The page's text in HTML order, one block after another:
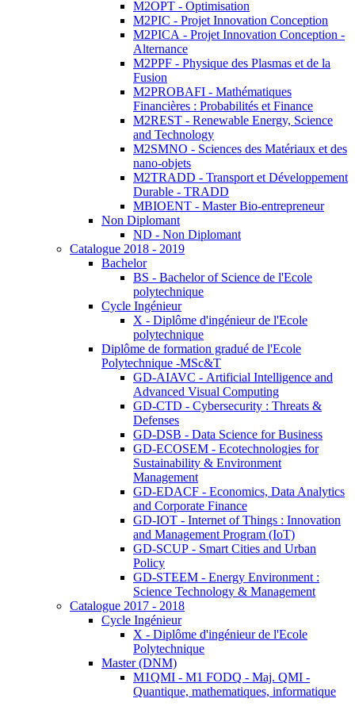
M2OPT - Optimisation
M2PIC - Projet Innovation Conception
M2PICA - Projet Innovation Conception -
Alternance
M2PPF - Physique des Plasmas et de la
Fusion
M2PROBAFI - Mathématiques
Financières : Probabilités et Finance
M2REST - Renewable Energy, Science
and Technology
M2SMNO - Sciences des Matériaux et des
nano-objets
M2TRADD - Transport et Développement
Durable - TRADD
MBIOENT - Master Bio-entrepreneur
Non Diplomant
ND - Non Diplomant
Catalogue 2018 - 2019
Bachelor
BS - Bachelor of Science de l'Ecole
polytechnique
Cycle Ingénieur
X - Diplôme d'ingénieur de l'Ecole
polytechnique
Diplôme de formation gradué de l'Ecole
Polytechnique -MSc&T
GD-AIAVC - Artificial Intelligence and
Advanced Visual Computing
GD-CTD - Cybersecurity : Threats &
Defenses
GD-DSB - Data Science for Business
GD-ECOSEM - Ecotechnologies for
Sustainability & Environment
Management
GD-EDACF - Economics, Data Analytics
and Corporate Finance
GD-IOT - Internet of Things : Innovation
and Management Program (IoT)
GD-SCUP - Smart Cities and Urban
Policy
GD-STEEM - Energy Environment :
Science Technology & Management
Catalogue 2017 - 2018
Cycle Ingénieur
X - Diplôme d'ingénieur de l'Ecole
Polytechnique
Master (DNM)
M1QMI - M1 FODQ - Maj. QMI -
Quantique, mathematiques, informatique